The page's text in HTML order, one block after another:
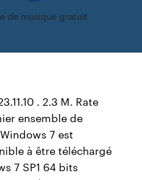
de musique gratuit
. 2.3 M. Rate
ensemble de
7 est
à être téléchargé
7 SP1 64 bits